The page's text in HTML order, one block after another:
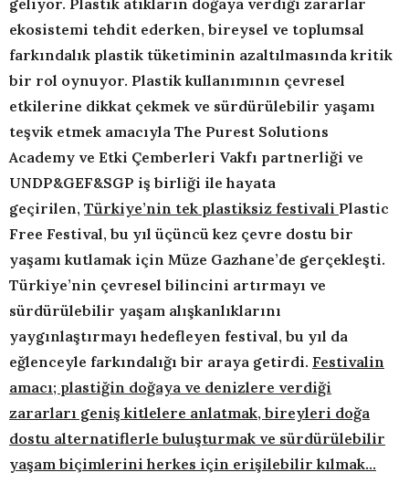
geliyor. Plastik atıkların doğaya verdiği zararlar
ekosistemi tehdit ederken, bireysel ve toplumsal
farkındalık plastik tüketiminin azaltılmasında kritik
bir rol oynuyor. Plastik kullanımının çevresel
etkilerine dikkat çekmek ve sürdürülebilir yaşamı
teşvik etmek amacıyla The Purest Solutions
Academy ve Etki Çemberleri Vakfı partnerliği ve
UNDP&GEF&SGP iş birliği ile hayata
geçirilen, Türkiye’nin tek plastiksiz festivali Plastic
Free Festival, bu yıl üçüncü kez çevre dostu bir
yaşamı kutlamak için Müze Gazhane’de gerçekleşti.
Türkiye’nin çevresel bilincini artırmayı ve
sürdürülebilir yaşam alışkanlıklarını
yaygınlaştırmayı hedefleyen festival, bu yıl da
eğlenceyle farkındalığı bir araya getirdi. Festivalin
amacı; plastiğin doğaya ve denizlere verdiği
zararları geniş kitlelere anlatmak, bireyleri doğa
dostu alternatiflerle buluşturmak ve sürdürülebilir
yaşam biçimlerini herkes için erişilebilir kılmak…